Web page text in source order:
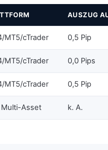
AUSZUG
MT5/cTrader 0,5 Pip
MT5/cTrader 0,0 Pips
MT5/cTrader 0,5 Pip
Multi-Asset k. A.